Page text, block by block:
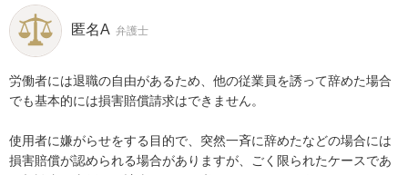
匿名A 弁護士
労働者には退職の自由があるため、他の従業員を誘って辞めた場合
でも基本的には損害賠償請求はできません。
使用者に嫌がらせをする目的で、突然一斉に辞めたなどの場合には
損害賠償が認められる場合がありますが、ごく限られたケースであ